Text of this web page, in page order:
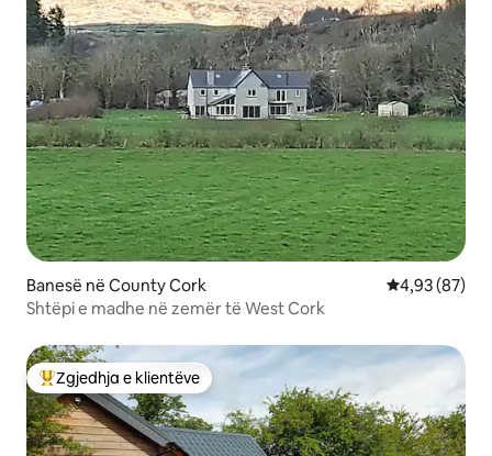
Banesë në County Cork Vlerësimi
4,93 (87)
Shtëpi e madhe në zemër të West Cork
Më të mirat e zgjedhjeve të klientëve
Zgjedhja e klientëve